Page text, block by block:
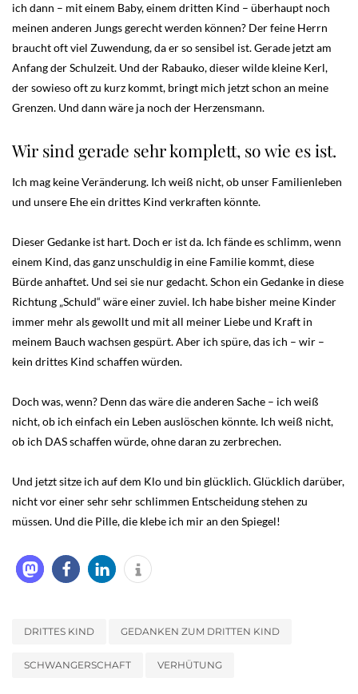
ich dann – mit einem Baby, einem dritten Kind – überhaupt noch
meinen anderen Jungs gerecht werden können? Der feine Herrn
braucht oft viel Zuwendung, da er so sensibel ist. Gerade jetzt am
Anfang der Schulzeit. Und der Rabauko, dieser wilde kleine Kerl,
der sowieso oft zu kurz kommt, bringt mich jetzt schon an meine
Grenzen. Und dann wäre ja noch der Herzensmann.
Wir sind gerade sehr komplett, so wie es ist.
Ich mag keine Veränderung. Ich weiß nicht, ob unser Familienleben
und unsere Ehe ein drittes Kind verkraften könnte.
Dieser Gedanke ist hart. Doch er ist da. Ich fände es schlimm, wenn
einem Kind, das ganz unschuldig in eine Familie kommt, diese
Bürde anhaftet. Und sei sie nur gedacht. Schon ein Gedanke in diese
Richtung „Schuld“ wäre einer zuviel. Ich habe bisher meine Kinder
immer mehr als gewollt und mit all meiner Liebe und Kraft in
meinem Bauch wachsen gespürt. Aber ich spüre, das ich – wir –
kein drittes Kind schaffen würden.
Doch was, wenn? Denn das wäre die anderen Sache – ich weiß
nicht, ob ich einfach ein Leben auslöschen könnte. Ich weiß nicht,
ob ich DAS schaffen würde, ohne daran zu zerbrechen.
Und jetzt sitze ich auf dem Klo und bin glücklich. Glücklich darüber,
nicht vor einer sehr sehr schlimmen Entscheidung stehen zu
müssen. Und die Pille, die klebe ich mir an den Spiegel!
DRITTES KIND GEDANKEN ZUM DRITTEN KIND
SCHWANGERSCHAFT VERHÜTUNG